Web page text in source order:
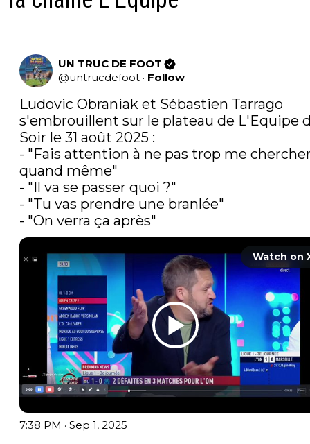
UN TRUC DE FOOT
@untrucdefoot · Follow
Ludovic Obraniak et Sébastien Tarrago
s'embrouillent sur le plateau de L'Equipe
Soir le 31 août 2025 :
- "Fais attention à ne pas trop me
quand même"
- "Il va se passer quoi ?"
- "Tu vas prendre une branlée"
- "On verra ça après"
Watch on
7:38 PM · Sep 1, 2025